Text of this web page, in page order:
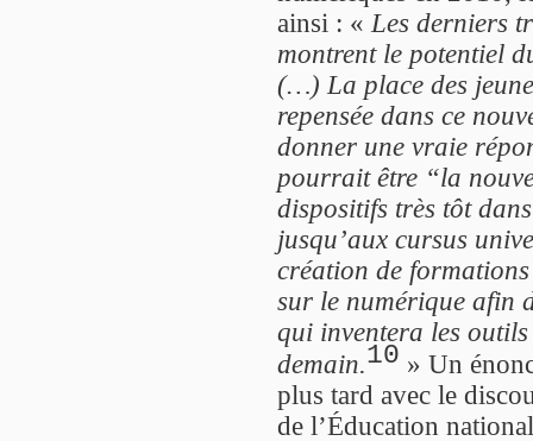
ainsi : « Les derniers
montrent le potentiel
(…) La place des
repensée dans ce
donner une vraie
pourrait être “la
dispositifs très tôt
jusqu’aux cursus
création de
sur le numérique afin
qui inventera les
demain.10 » Un
plus tard avec le
de l’Éducation